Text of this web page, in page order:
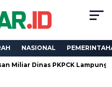
NASIONAL
PKPCK Lampung Dikuasai